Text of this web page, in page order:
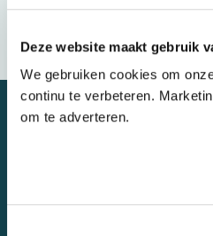
Deze website maakt gebruik
We gebruiken cookies om
continu te verbeteren.
om te adverteren.